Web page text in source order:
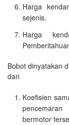
Harga
sejenis.
Harga
Bobot dinyatakan
dari
Koefisien
bermotor